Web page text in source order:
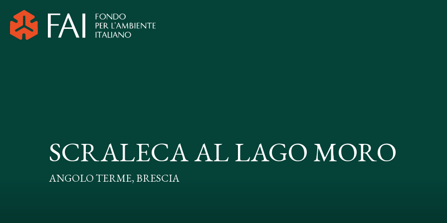
SCRALECA AL LAGO MORO
ANGOLO TERME, BRESCIA